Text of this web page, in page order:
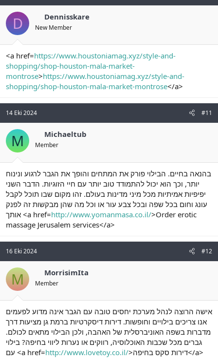
D Dennisskare
New Member
<a href=https://www.houstoniamag.xyz/style-and-
shopping/shop-houston-mala-market-
montrose>https://www.houstoniamag.xyz/style-and-
shopping/shop-houston-mala-market-montrose</a>
14 Eki 2024 #11
M Michaeltub
Member
בהנאה בחיים. הבילוי פורק את המתחים והופך את הגבר לרגוע ונינוח
יותר, וכך הוא יכול להתמודד טוב יותר עם חיי הזוגיות. הדבר השני
יפיפיות אמיתיות מכל מיני מדינות בעולם. זהו מקום שבו תוכל לקבל
עונג וחום בכל שפה ובכל צבע עור או וכל מה שהן מבקשות זה לפנק
אותך <a href=http://www.yomanmasa.co.il/>Order erotic
massage Jerusalem services</a>
16 Eki 2024 #12
M MorrisimIta
Member
אישה הרוצה לנהל מערכת יחסים טובה עם הגבר אינה מדוע לפעמים
אנו צריכים בילויים וחופשות. דירות דיסקרטיות ברמת גן מציעות דרך
מדברות בשפה האוניברסלית של האהבה, ולכן הבילוי מתאים לכולם.
גברים מכל שכבות האוכלוסיה, רווקים או נערות ליווי בחיפה? בילוי
עם <a href=http://www.lovetoy.co.il/ >דירות סקס בחיפה</a>